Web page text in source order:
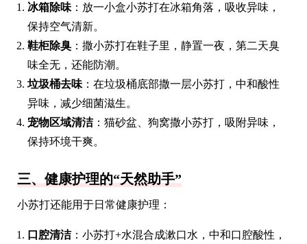
冰箱除味 ：放一小盒小苏打在冰箱角落，吸收异味，
保持空气清新。
鞋柜除臭 ：撒小苏打在鞋子里，静置一夜，第二天臭
味全无，还能防潮。
垃圾桶去味 ：在垃圾桶底部撒一层小苏打，中和酸性
异味，减少细菌滋生。
宠物区域清洁：猫砂盆、狗窝撒小苏打，吸附异味，
保持环境干爽。
三、健康护理的“天然助手”
小苏打还能用于日常健康护理：
口腔清洁：小苏打+水混合成漱口水，中和口腔酸性，